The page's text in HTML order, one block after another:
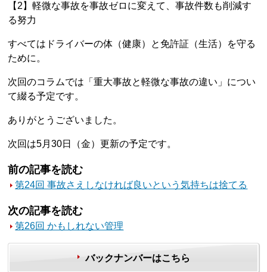
【2】軽微な事故を事故ゼロに変えて、事故件数も削減す
る努力
すべてはドライバーの体（健康）と免許証（生活）を守る
ために。
次回のコラムでは「重大事故と軽微な事故の違い」につい
て綴る予定です。
ありがとうございました。
次回は5月30日（金）更新の予定です。
前の記事を読む
第24回 事故さえしなければ良いという気持ちは捨てる
次の記事を読む
第26回 かもしれない管理
バックナンバーはこちら